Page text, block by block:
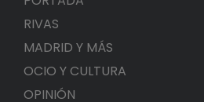
RIVAS
MADRID Y MÁS
OCIO Y CULTURA
OPINIÓN